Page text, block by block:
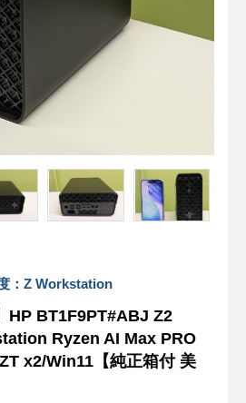
：Z Workstation
HP BT1F9PT#ABJ Z2
Ryzen AI Max PRO
x2/Win11【純正箱付 美